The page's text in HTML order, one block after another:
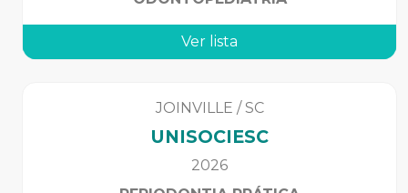
Ver lista
JOINVILLE /SC
UNISOCIESC
2026